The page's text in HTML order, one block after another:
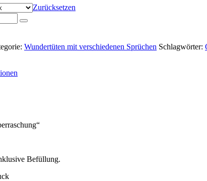
Zurücksetzen
Menge
Wundertüten mit verschiedenen Sprüchen Schlagwörter:
Befüllung.